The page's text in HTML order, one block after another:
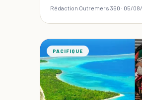
Rédaction Outremers 360 · 05/
PACIFIQUE